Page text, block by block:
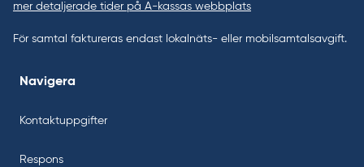
mer detaljerade tider på A-kassas webbplats
För samtal faktureras endast lokalnäts- eller mobilsamtalsavgift.
Navigera
Kontaktuppgifter
Respons